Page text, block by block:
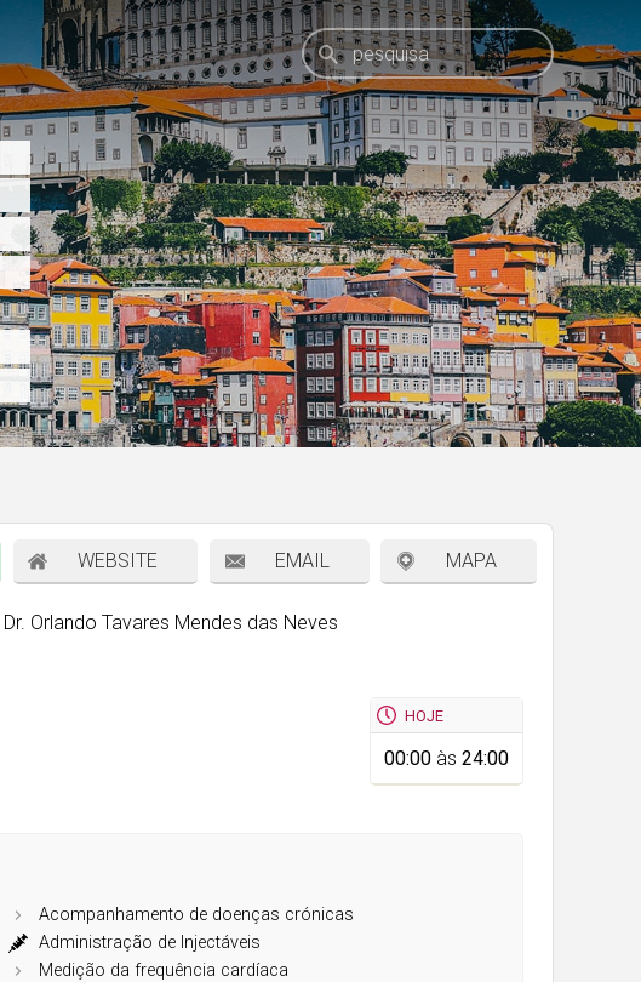
HOJE
00:00às 24:00
Dr. Orlando Tavares Mendes das Neves
WEBSITE EMAIL MAPA
Acompanhamento de doenças crónicas
Administração de Injectáveis
Medição da frequência cardíaca